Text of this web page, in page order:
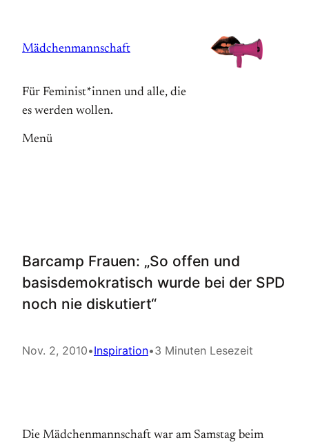
springen
Mädchenmannschaft
Für Feminist*innen und alle, die
es werden wollen.
Menü
Barcamp Frauen: „So offen und
basisdemokratisch wurde bei der SPD
noch nie diskutiert“
Nov. 2, 2010•Inspiration•3 Minuten Lesezeit
Die Mädchenmannschaft war am Samstag beim